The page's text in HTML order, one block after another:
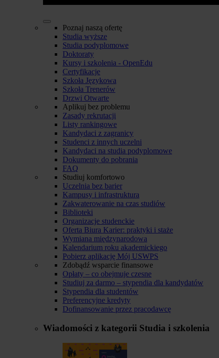
Poznaj naszą ofertę
Studia wyższe
Studia podyplomowe
Doktoraty
Kursy i szkolenia - OpenEdu
Certyfikacje
Szkoła Językowa
Szkoła Trenerów
Drzwi Otwarte
Aplikuj bez problemu
Zasady rekrutacji
Listy rankingowe
Kandydaci z zagranicy
Studenci z innych uczelni
Kandydaci na studia podyplomowe
Dokumenty do pobrania
FAQ
Studiuj komfortowo
Uczelnia bez barier
Kampusy i infrastruktura
Zakwaterowanie na czas studiów
Biblioteki
Organizacje studenckie
Oferta Biura Karier: praktyki i staże
Wymiana międzynarodowa
Kalendarium roku akademickiego
Pobierz aplikację Mój USWPS
Zdobądź wsparcie finansowe
Opłaty – co obejmuje czesne
Studiuj za darmo – stypendia dla kandydatów
Stypendia dla studentów
Preferencyjne kredyty
Dofinansowanie przez pracodawcę
Wiadomości z kategorii Studia i szkolenia